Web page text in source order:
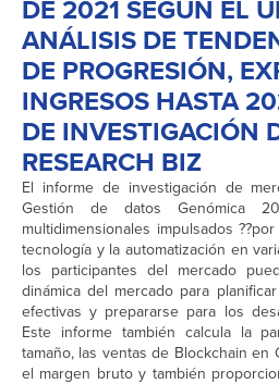
DE 2021 SEGÚN EL
ANÁLISIS DE
DE PROGRESIÓN,
INGRESOS HASTA
DE INVESTIGACIÓN
RESEARCH BIZ
El informe de investigación de
Gestión de datos Genómica
multidimensionales impulsados
tecnología y la automatización en
los participantes del mercado
dinámica del mercado para
efectivas y prepararse para los
Este informe también calcula la
tamaño, las ventas de Blockchain en
el margen bruto y también